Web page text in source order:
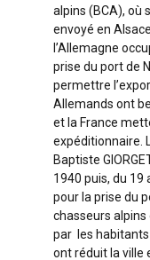
alpins (BCA), où
envoyé en
l’Allemagne
prise du port de
permettre
Allemands ont
et la France
expéditionnaire.
Baptiste
1940 puis, du 19
pour la prise du
chasseurs
par les
ont réduit la ville